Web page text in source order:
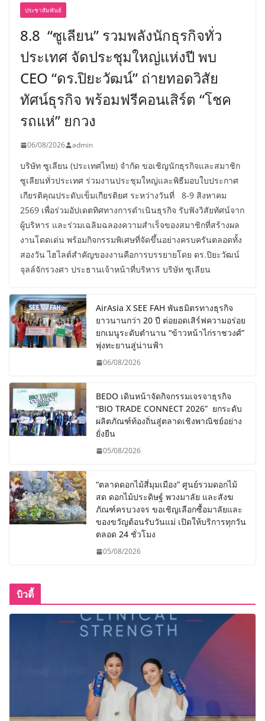
ประชาสัมพันธ์
8.8 “ซูเลียน” รวมพลังนักธุรกิจทั่ว
ประเทศ จัดประชุมใหญ่แห่งปี พบ
CEO “ดร.ปิยะวัฒน์” ถ่ายทอดวิสัย
ทัศน์ธุรกิจ พร้อมฟรีคอนเสิร์ต “โชค
รถแห่” ยกวง
06/08/2026 admin
บริษัท ซูเลียน (ประเทศไทย) จำกัด ขอเชิญนักธุรกิจและสมาชิก
ซูเลียนทั่วประเทศ ร่วมงานประชุมใหญ่และพิธีมอบใบประกาศ
เกียรติคุณประดับเข็มเกียรติยศ ระหว่างวันที่ 8-9 สิงหาคม
2569 เพื่อร่วมอัปเดตทิศทางการดำเนินธุรกิจ รับฟังวิสัยทัศน์จาก
ผู้บริหาร และร่วมเฉลิมฉลองความสำเร็จของสมาชิกที่สร้างผล
งานโดดเด่น พร้อมกิจกรรมพิเศษที่จัดขึ้นอย่างครบครันตลอดทั้ง
สองวัน ไฮไลต์สำคัญของงานคือการบรรยายโดย ดร.ปิยะวัฒน์
จุลล์จักรวงศา ประธานเจ้าหน้าที่บริหาร บริษัท ซูเลียน
AirAsia X SEE FAH พันธมิตรทางธุรกิจ
ยาวนานกว่า 20 ปี ต่อยอดเสิร์ฟความอร่อย
ยกเมนูระดับตำนาน “ข้าวหน้าไก่ราชวงศ์”
พุ่งทะยานสู่น่านฟ้า
06/08/2026
BEDO เดินหน้าจัดกิจกรรมเจรจาธุรกิจ
“BIO TRADE CONNECT 2026” ยกระดับ
ผลิตภัณฑ์ท้องถิ่นสู่ตลาดเชิงพาณิชย์อย่าง
ยั่งยืน
05/08/2026
“ตลาดดอกไม้สี่มุมเมือง” ศูนย์รวมดอกไม้
สด ดอกไม้ประดิษฐ์ พวงมาลัย และสังฆ
ภัณฑ์ครบวงจร ขอเชิญเลือกซื้อมาลัยและ
ของขวัญต้อนรับวันแม่ เปิดให้บริการทุกวัน
ตลอด 24 ชั่วโมง
05/08/2026
บิวตี้